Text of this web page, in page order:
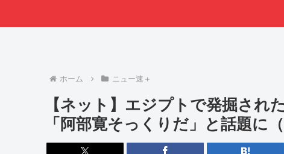
ホーム ニュー速＋
【ネット】エジプトで発掘され
「阿部寛そっくりだ」と話題に